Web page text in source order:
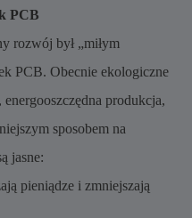
PCB
rozwój był „miłym
PCB. Obecnie ekologiczne
produkcja,
sposobem na
jasne:
pieniądze i zmniejszają